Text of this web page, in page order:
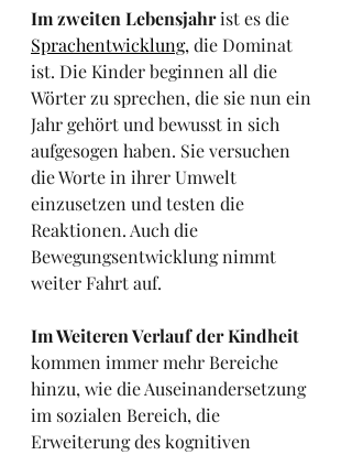
Im zweiten Lebensjahr ist es die
Sprachentwicklung,die Dominat
ist. Die Kinder beginnen all die
Wörter zu sprechen, die sie nun ein
Jahr gehört und bewusst in sich
aufgesogen haben. Sie versuchen
die Worte in ihrer Umwelt
einzusetzen und testen die
Reaktionen. Auch die
Bewegungsentwicklung nimmt
weiter Fahrt auf.
Im Weiteren Verlauf der Kindheit
kommen immer mehr Bereiche
hinzu, wie die Auseinandersetzung
im sozialen Bereich, die
Erweiterung des kognitiven